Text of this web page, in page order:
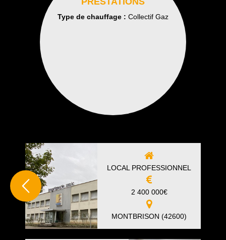
Type de chauffage : Collectif Gaz
LOCAL PROFESSIONNEL
2 400 000€
MONTBRISON (42600)